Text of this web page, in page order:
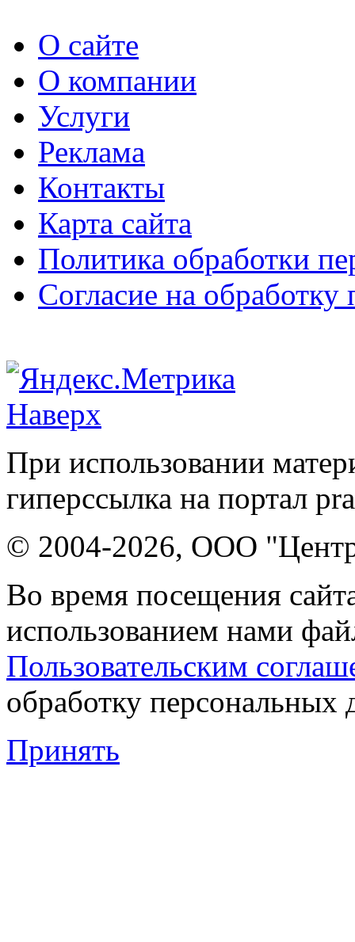
О сайте
О компании
Услуги
Реклама
Контакты
Карта сайта
Политика обработки
Согласие на
Наверх
При использовании
гиперссылка на портал
© 2004-2026, ООО "Центр
Во время посещения
использованием нами
Пользовательским
обработку персональных
Принять